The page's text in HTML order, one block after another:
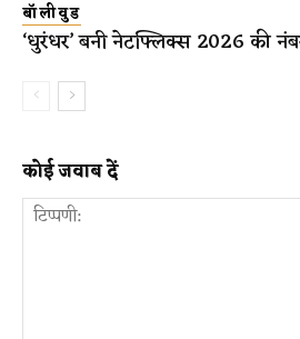
बॉलीवुड
‘धुरंधर’ बनी नेटफ्लिक्स 2026 की
कोई जवाब दें